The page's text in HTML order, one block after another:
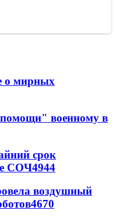
о мирных
военному в
срок
СОЧ4944
воздушный
4670